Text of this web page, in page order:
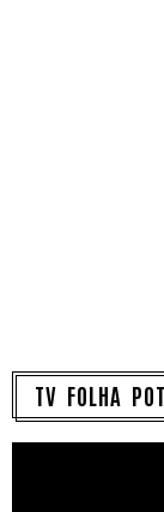
TV FOLHA